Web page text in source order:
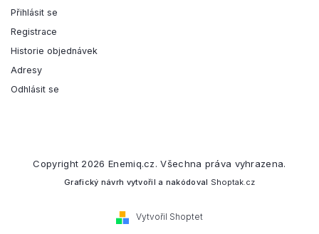
Přihlásit se
Registrace
Historie objednávek
Adresy
Odhlásit se
Vytvořil Shoptet
Copyright 2026 Enemiq.cz. Všechna práva vyhrazena.
Grafický návrh vytvořil a nakódoval Shoptak.cz